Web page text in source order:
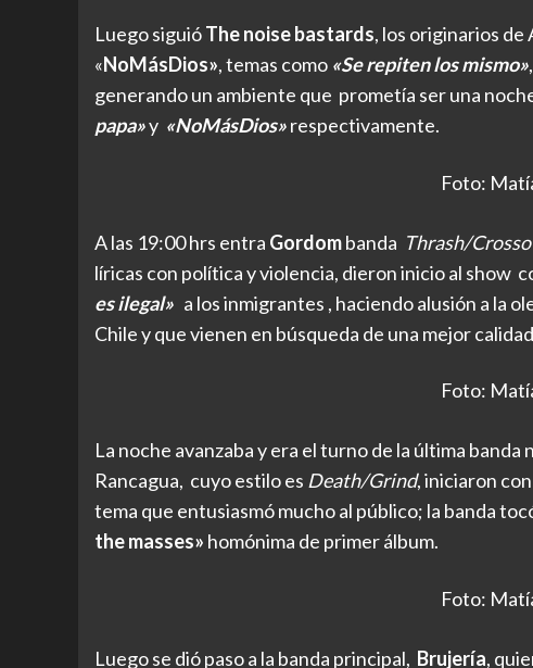
Luego siguióThe noise bastards, los originarios
«NoMásDios», temas como «Se repiten los mismo»,
generando un ambiente que prometía ser una
papa»y «NoMásDios»respectivamente.
Foto:
A las 19:00 hrs entra Gordombanda Thrash/
líricas con política y violencia, dieron inicio al show
es ilegal» a los inmigrantes , haciendo alusión a la
Chile y que vienen en búsqueda de una mejor
Foto:
La noche avanzaba y era el turno de la última banda
Rancagua, cuyo estilo es Death/Grind, iniciaron con
tema que entusiasmó mucho al público; la banda
the masses» homónima de primer álbum.
Foto:
Luego se dió paso a la banda principal, Brujería,